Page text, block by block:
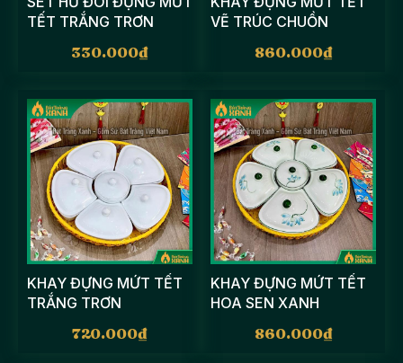
TẾT TRẮNG TRƠN
330.000₫
VẼ TRÚC CHUỒN
860.000₫
KHAY ĐỰNG MỨT TẾT
TRẮNG TRƠN
720.000₫
KHAY ĐỰNG MỨT TẾT
HOA SEN XANH
860.000₫